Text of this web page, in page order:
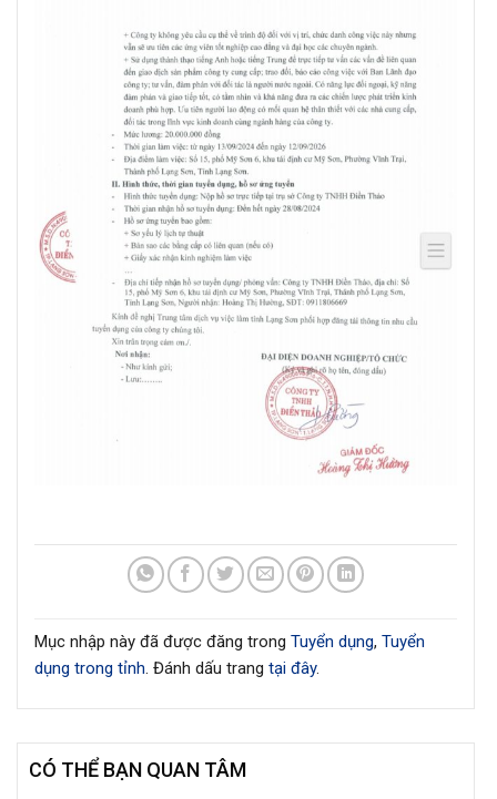
Mục nhập này đã được đăng trong Tuyển dụng, Tuyển
dụng trong tỉnh. Đánh dấu trang tại đây.
CÓ THỂ BẠN QUAN TÂM